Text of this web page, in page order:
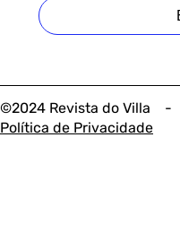
©2024 Revista do Villa -
Política de Privacidade